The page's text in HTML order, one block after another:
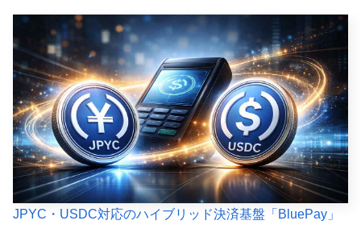
JPYC・USDC対応のハイブリッド決済基盤「BluePay」